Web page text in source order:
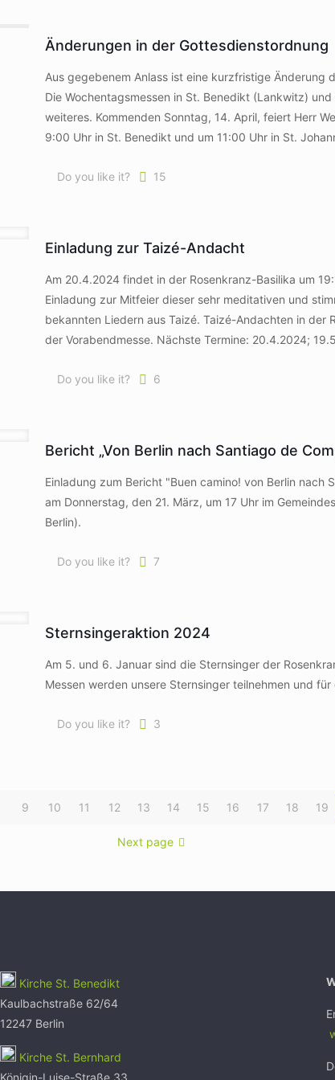
Änderungen in der Gottesdienstordnung
Aus gegebenem Anlass ist eine kurzfristige Änderung
Die Wochentagsmessen in St. Benedikt (Lankwitz)
weiteres. Kommenden Sonntag, 14. April, feiert Herr
9:00 Uhr in St. Benedikt und um 11:00 Uhr in St.
Do you like it? 15
Einladung zur Taizé-Andacht
Am 20.4.2024 findet in der Rosenkranz-Basilika um
Einladung zur Mitfeier dieser sehr meditativen und
bekannten Liedern aus Taizé. Taizé-Andachten in der
der Vorabendmesse. Nächste Termine: 20.4.2024;
Do you like it? 6
Bericht „Von Berlin nach Santiago de
Einladung zum Bericht "Buen camino! von Berlin nach
am Donnerstag, den 21. März, um 17 Uhr im
Berlin).
Do you like it? 7
Sternsingeraktion 2024
Am 5. und 6. Januar sind die Sternsinger der
Messen werden unsere Sternsinger teilnehmen und
Do you like it? 3
9 10 11 12 13 14 15 16 17 18 19
Next page
Kirche St. Benedikt
Kaulbachstraße 62/64
12247 Berlin
Kirche St. Bernhard
Königin-Luise-Straße 33